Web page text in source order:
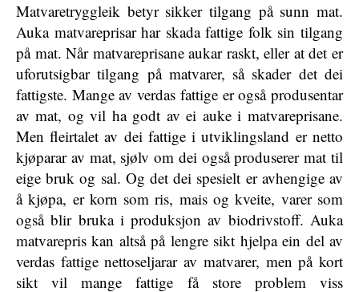
Matvaretryggleik betyr sikker tilgang på sunn mat.
Auka matvareprisar har skada fattige folk sin tilgang
på mat. Når matvareprisane aukar raskt, eller at det er
uforutsigbar tilgang på matvarer, så skader det dei
fattigste. Mange av verdas fattige er også produsentar
av mat, og vil ha godt av ei auke i matvareprisane.
Men fleirtalet av dei fattige i utviklingsland er netto
kjøparar av mat, sjølv om dei også produserer mat til
eige bruk og sal. Og det dei spesielt er avhengige av
å kjøpa, er korn som ris, mais og kveite, varer som
også blir bruka i produksjon av biodrivstoff. Auka
matvarepris kan altså på lengre sikt hjelpa ein del av
verdas fattige nettoseljarar av matvarer, men på kort
sikt vil mange fattige få store problem viss